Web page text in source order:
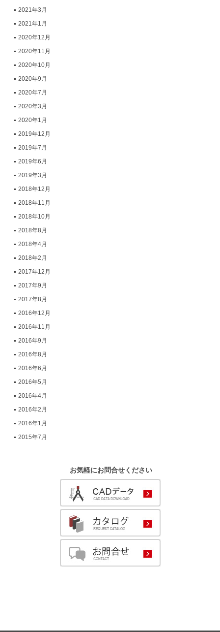
2021年3月
2021年1月
2020年12月
2020年11月
2020年10月
2020年9月
2020年7月
2020年3月
2020年1月
2019年12月
2019年7月
2019年6月
2019年3月
2018年12月
2018年11月
2018年10月
2018年8月
2018年4月
2018年2月
2017年12月
2017年9月
2017年8月
2016年12月
2016年11月
2016年9月
2016年8月
2016年6月
2016年5月
2016年4月
2016年2月
2016年1月
2015年7月
お気軽にお問合せください